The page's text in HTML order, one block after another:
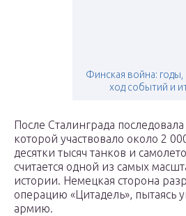
Финская война: годы,
ход событий и
После Сталинграда
которой участвовало около 2
десятки тысяч танков и
считается одной из самых
истории. Немецкая сторона
операцию «Цитадель», пытаясь
армию.